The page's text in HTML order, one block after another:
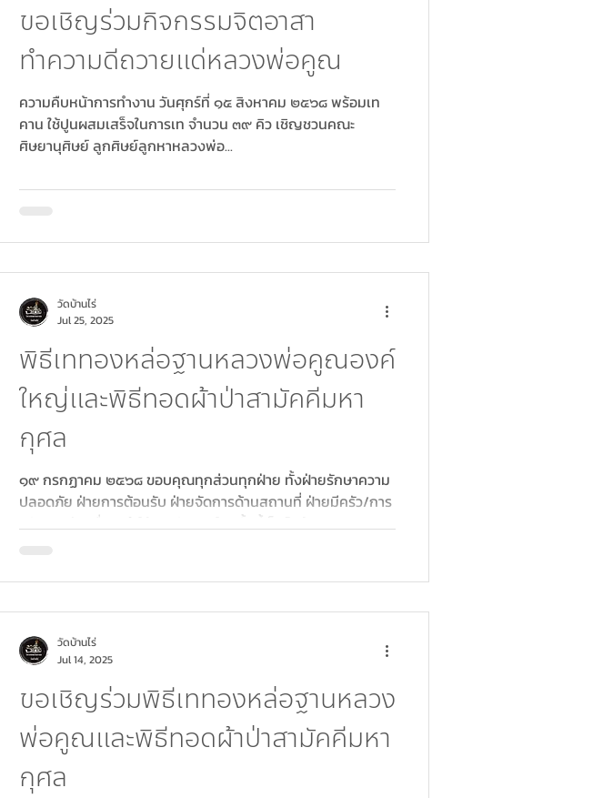
ขอเชิญร่วมกิจกรรมจิตอาสา
ทำความดีถวายแด่หลวงพ่อคูณ
ความคืบหน้าการทำงาน วันศุกร์ที่ ๑๕ สิงหาคม ๒๕๖๘ พร้อมเท
คาน ใช้ปูนผสมเสร็จในการเท จำนวน ๓๙ คิว เชิญชวนคณะ
ศิษยานุศิษย์ ลูกศิษย์ลูกหาหลวงพ่อ...
พิธีเททองหล่อฐานหลวงพ่อคูณองค์
ใหญ่และพิธีทอดผ้าป่าสามัคคีมหา
กุศล
๑๙ กรกฏาคม ๒๕๖๘ ขอบคุณทุกส่วนทุกฝ่าย ทั้งฝ่ายรักษาความ
ปลอดภัย ฝ่ายการต้อนรับ ฝ่ายจัดการด้านสถานที่ ฝ่ายมีครัว/การ
ครัว และฝ่ายอื่นๆ ทำให้การจัดงานในครั้งนี้เป็นไปด้วยความ
วัดบ้านไร่
Jul 25, 2025
ขอเชิญร่วมพิธีเททองหล่อฐานหลวง
พ่อคูณและพิธีทอดผ้าป่าสามัคคีมหา
กุศล
วัดบ้านไร่
Jul 14, 2025